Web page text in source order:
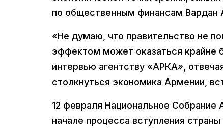
по общественным финансам Вардан
«Не думаю, что правительство не
эффектом может оказаться крайне
интервью агентству «АРКА»,
столкнуться экономика Армении,
12 февраля Национальное Собрание
начале процесса вступления страны